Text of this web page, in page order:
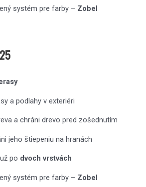
systém pre farby – Zobel
a podlahy v exteriéri
a chráni drevo pred zošednutím
jeho štiepeniu na hranách
po dvoch vrstvách
systém pre farby – Zobel